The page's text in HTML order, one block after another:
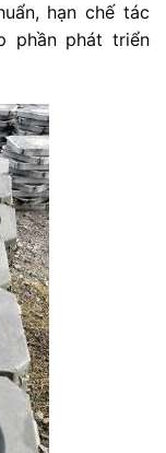
hạn chế tác
phần phát triển